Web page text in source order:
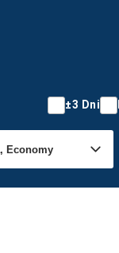
±3 Dni